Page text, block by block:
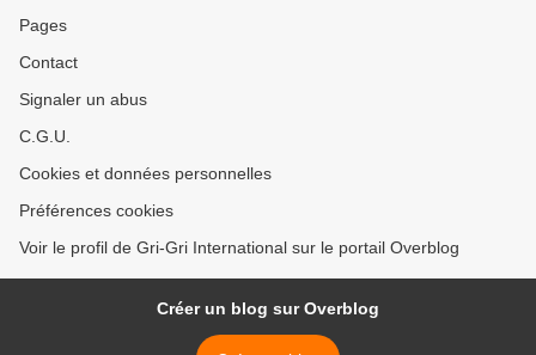
Pages
Contact
Signaler un abus
C.G.U.
Cookies et données personnelles
Préférences cookies
Voir le profil de Gri-Gri International sur le portail Overblog
Créer un blog sur Overblog